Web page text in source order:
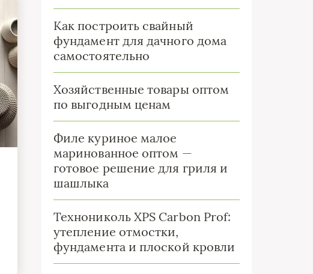
Как построить свайный
фундамент для дачного дома
самостоятельно
Хозяйственные товары оптом
по выгодным ценам
Филе куриное малое
маринованное оптом —
готовое решение для гриля и
шашлыка
Технониколь XPS Carbon Prof:
утепление отмостки,
фундамента и плоской кровли